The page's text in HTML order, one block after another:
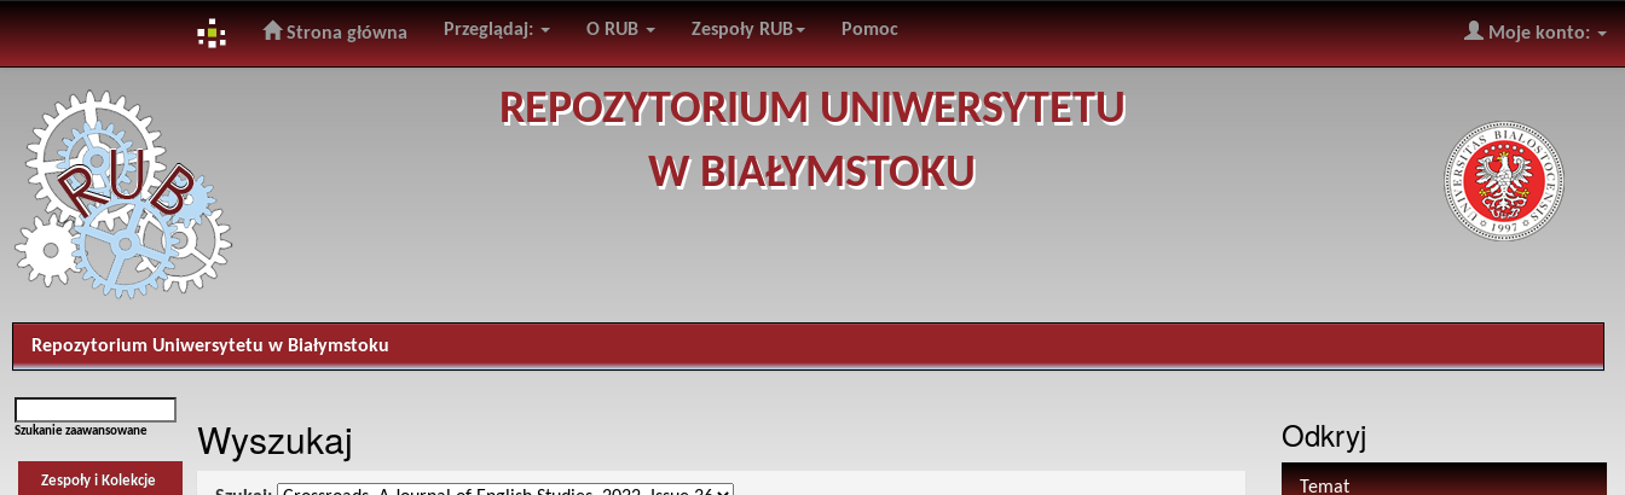
navigation
Strona główna Przeglądaj: O RUB Zespoły RUB Pomoc Moje konto:
REPOZYTORIUM UNIWERSYTETU
W BIAŁYMSTOKU
Repozytorium Uniwersytetu w Białymstoku
Szukanie zaawansowane
Zespoły i Kolekcje
Wyszukaj Odkryj
Temat